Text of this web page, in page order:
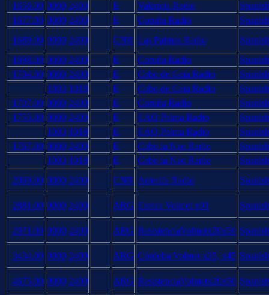
1656.00 0000 2400 E Valencia Radio
1677.00 0000 2400 E Coruña Radio
1689.00 0000 2400 CNR Las Palmas Radio
1698.00 0000 2400 E Coruña Radio
1704.00 0000 2400 E Cabo de Gata Radio
1003 1018 E Cabo de Gata Radio
1707.00 0000 2400 E Coruña Radio
1755.00 0000 2400 E EAO Palma Radio
1003 1018 E EAO Palma Radio
1767.00 0000 2400 E Cabo la Nao Radio
1003 1018 E Cabo la Nao Radio
2069.00 0000 2400 CNR Arrecife Radio
2881.00 0000 2400 ARG Ezeiza Volmet x01
2971.00 0000 2400 ARG ResistenciaVolmetx20x50
3434.00 0000 2400 ARG Córdoba Volmet x25, x45
4675.00 0000 2400 ARG ResistenciaVolmetx20x50